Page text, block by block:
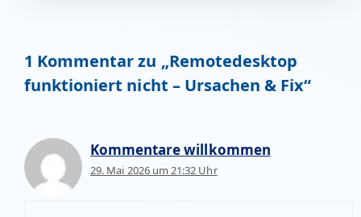
1 Kommentar zu „Remotedesktop
funktioniert nicht – Ursachen & Fix“
Kommentare willkommen
29. Mai 2026 um 21:32 Uhr